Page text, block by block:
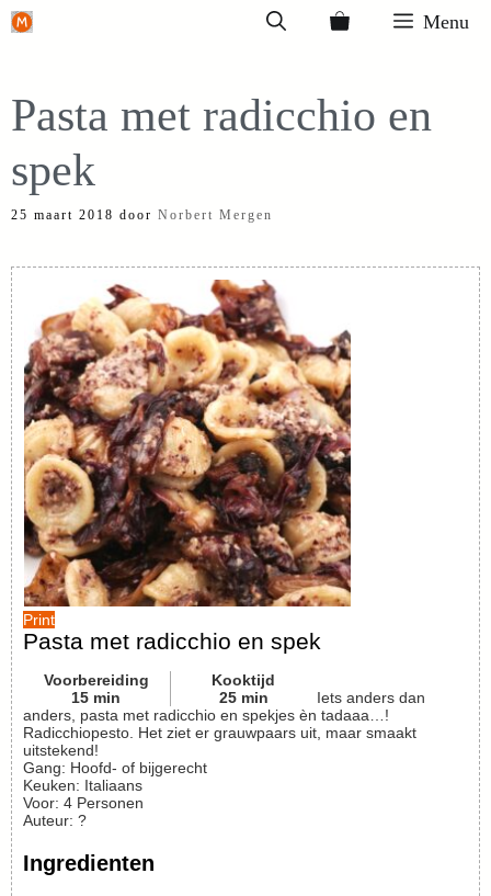
Ga
inhoud
Menu
Pasta met radicchio en
spek
25 maart 2018 door Norbert Mergen
Print
Pasta met radicchio en spek
Voorbereiding
15 min
Kooktijd
25 min
Iets anders dan
anders, pasta met radicchio en spekjes èn tadaaa…!
Radicchiopesto. Het ziet er grauwpaars uit, maar smaakt
uitstekend!
Gang: Hoofd- of bijgerecht
Keuken: Italiaans
Voor: 4 Personen
Auteur: ?
Ingredienten